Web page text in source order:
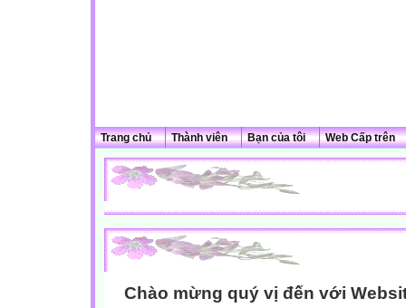
Trang chủ Thành viên Bạn của tôi Web Cấp trên
Chào mừng quý vị đến với